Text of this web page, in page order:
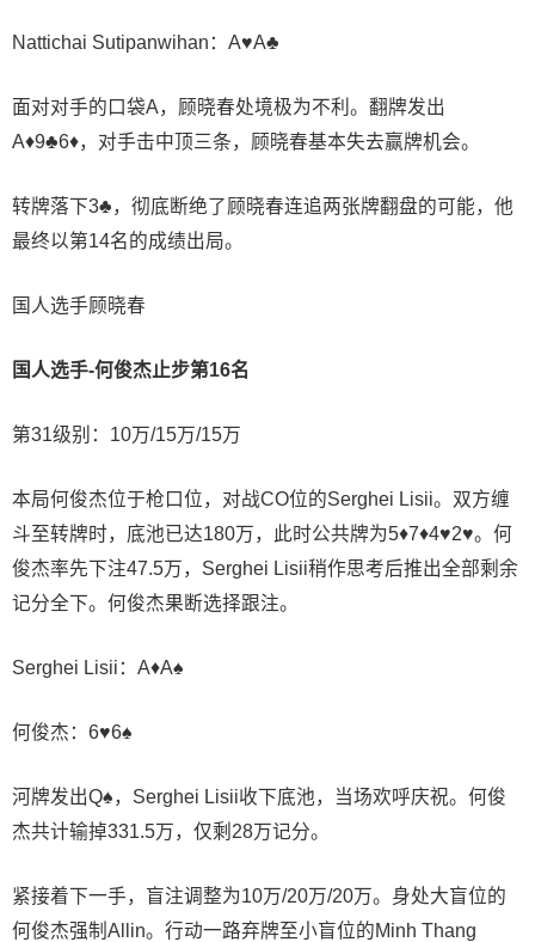
Nattichai Sutipanwihan：A♥️A♣️
面对对手的口袋A，顾晓春处境极为不利。翻牌发出
A♦9♣6♦，对手击中顶三条，顾晓春基本失去赢牌机会。
转牌落下3♣️，彻底断绝了顾晓春连追两张牌翻盘的可能，他
最终以第14名的成绩出局。
国人选手顾晓春
国人选手-何俊杰止步第16名
第31级别：10万/15万/15万
本局何俊杰位于枪口位，对战CO位的Serghei Lisii。双方缠
斗至转牌时，底池已达180万，此时公共牌为5♦7♦4♥2♥。何
俊杰率先下注47.5万，Serghei Lisii稍作思考后推出全部剩余
记分全下。何俊杰果断选择跟注。
Serghei Lisii：A♦A♠
何俊杰：6♥6♠
河牌发出Q♠️，Serghei Lisii收下底池，当场欢呼庆祝。何俊
杰共计输掉331.5万，仅剩28万记分。
紧接着下一手，盲注调整为10万/20万/20万。身处大盲位的
何俊杰强制Allin。行动一路弃牌至小盲位的Minh Thang